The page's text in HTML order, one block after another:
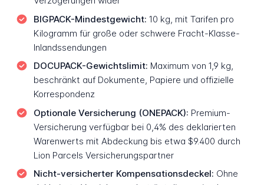
BIGPACK-Mindestgewicht: 10 kg, mit Tarifen pro
Kilogramm für große oder schwere Fracht-Klasse-
Inlandssendungen
DOCUPACK-Gewichtslimit: Maximum von 1,9 kg,
beschränkt auf Dokumente, Papiere und offizielle
Korrespondenz
Optionale Versicherung (ONEPACK): Premium-
Versicherung verfügbar bei 0,4% des deklarierten
Warenwerts mit Abdeckung bis etwa $9.400 durch
Lion Parcels Versicherungspartner
Nicht-versicherter Kompensationsdeckel: Ohne